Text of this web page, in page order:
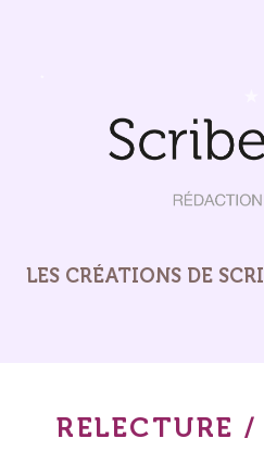
LES CRÉATIONS DE
RELECTURE